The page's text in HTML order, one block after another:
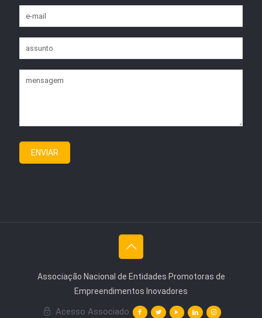
Associação Nacional de Entidades Promotoras de
Empreendimentos Inovadores
Acesso Associado